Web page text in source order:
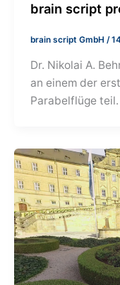
brain script
brain script GmbH/
Dr. Nikolai A.
an einem der
Parabelflüge